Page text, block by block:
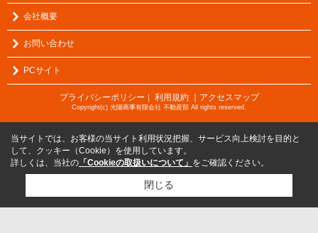
会社概要
お問い合わせ
PCサイト
プライバシーポリシー ｜ 利用規約 ｜アクセスマップ
Copyright(c) 光陽商事有限会社 不動産部 All rights reserved.
当サイトでは、お客様の当サイト利用状況把握、サービス向上検討を目的と
して、クッキー（Cookie）を使用しています。
詳しくは、当社の 「Cookieの取扱いについて」 をご確認ください。
閉じる